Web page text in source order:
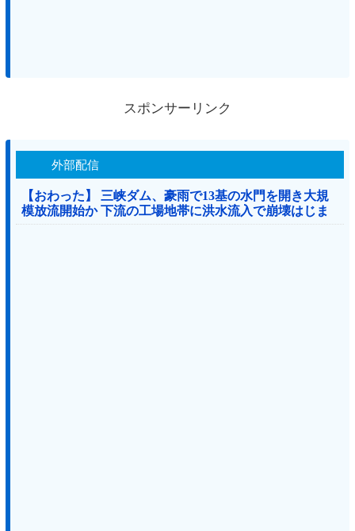
スポンサーリンク
外部配信
【おわった】 三峡ダム、豪雨で13基の水門を開き大規
模放流開始か 下流の工場地帯に洪水流入で崩壊はじま
る